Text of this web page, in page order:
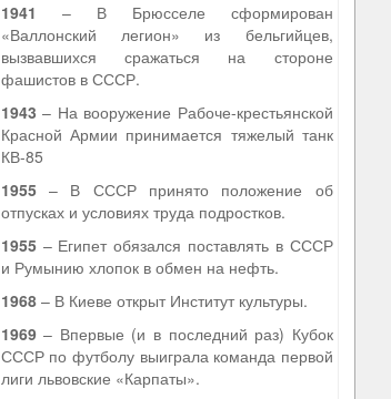
1941 – В Брюсселе сформирован
«Валлонский легион» из бельгийцев,
вызвавшихся сражаться на стороне
фашистов в СССР.
1943 – На вооружение Рабоче-крестьянской
Красной Армии принимается тяжелый танк
КВ-85
1955– В СССР принято положение об
отпусках и условиях труда подростков.
1955– Египет обязался поставлять в СССР
и Румынию хлопок в обмен на нефть.
1968– В Киеве открыт Институт культуры.
1969– Впервые (и в последний раз) Кубок
СССР по футболу выиграла команда первой
лиги львовские «Карпаты».